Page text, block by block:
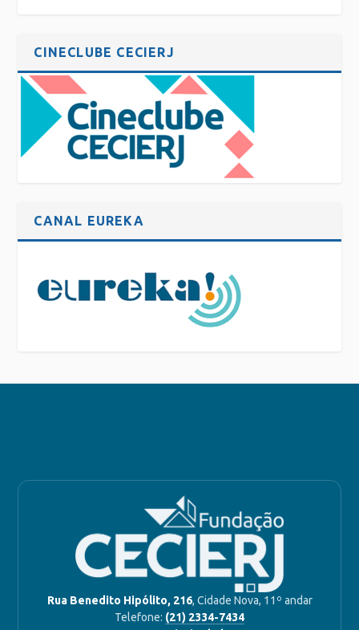
CINECLUBE CECIERJ
CANAL EUREKA
Rua Benedito Hipólito, 216, Cidade Nova, 11º andar
Telefone: (21) 2334-7434